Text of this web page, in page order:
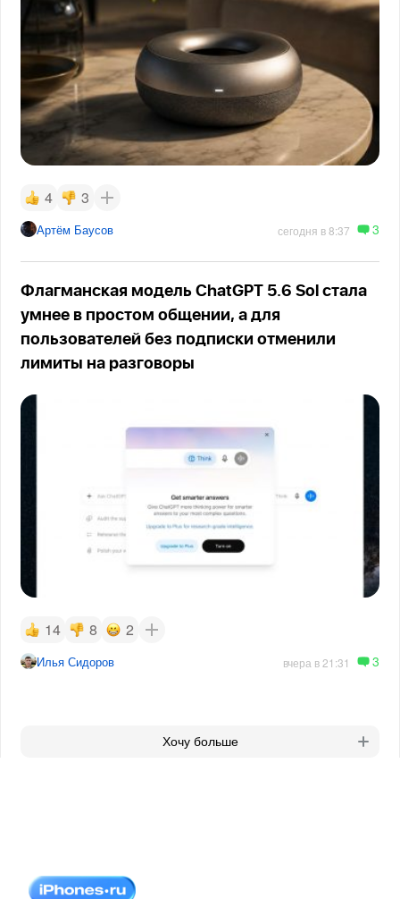
4 3
Артём Баусов сегодня в 8:37 3
Флагманская модель ChatGPT 5.6 Sol стала
умнее в простом общении, а для
пользователей без подписки отменили
лимиты на разговоры
14 8 2
Илья Сидоров вчера в 21:31 3
Хочу больше